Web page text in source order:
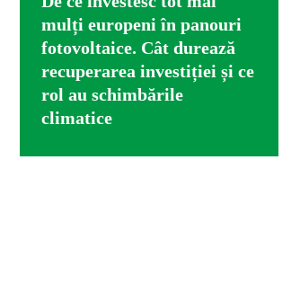
mulți europeni în panouri
fotovoltaice. Cât durează
recuperarea investiției și ce
rol au schimbările
climatice